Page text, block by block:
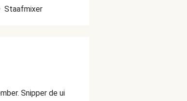
Staafmixer
Snipper de ui